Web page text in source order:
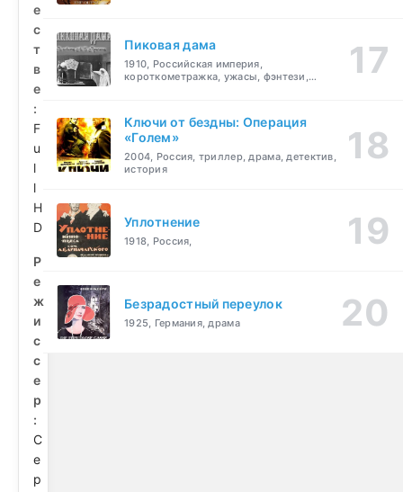
е
с
т
в
е
:
F
u
l
l
H
D
Р
е
ж
и
с
с
е
р
:
С
е
р
Пиковая дама
1910, Российская империя,
короткометражка, ужасы, фэнтези,
Ключи от бездны: Операция
«Голем»
2004, Россия, триллер, драма, детектив,
история
Уплотнение
1918, Россия,
Безрадостный переулок
1925, Германия, драма